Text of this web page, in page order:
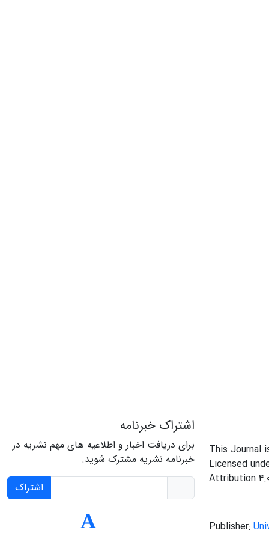
This Journal
Licensed
Attribution
Publisher:
اشتراک خبرنامه
برای دریافت اخبار و اطلاعیه های مهم نشریه در
خبرنامه نشریه مشترک شوید.
اشتراک